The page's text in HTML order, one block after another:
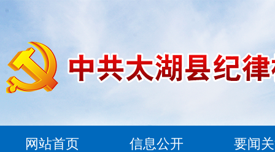
网站首页 信息公开 要闻